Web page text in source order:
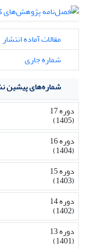
مقالات آماده انتشار
شماره جاری
شماره‌های پیشین
دوره 17
(1405)
دوره 16
(1404)
دوره 15
(1403)
دوره 14
(1402)
دوره 13
(1401)